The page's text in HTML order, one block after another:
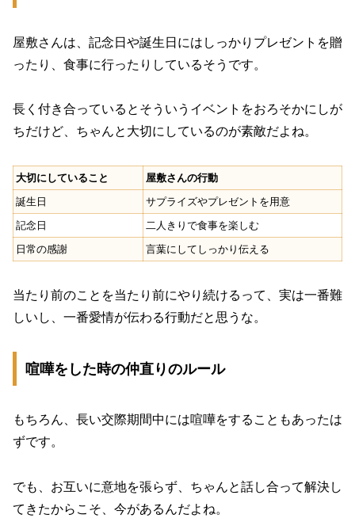
屋敷さんは、記念日や誕生日にはしっかりプレゼントを贈
ったり、食事に行ったりしているそうです。
長く付き合っているとそういうイベントをおろそかにしが
ちだけど、ちゃんと大切にしているのが素敵だよね。
大切にしていること
屋敷さんの行動
誕生日
サプライズやプレゼントを用意
記念日
二人きりで食事を楽しむ
日常の感謝
言葉にしてしっかり伝える
当たり前のことを当たり前にやり続けるって、実は一番難
しいし、一番愛情が伝わる行動だと思うな。
喧嘩をした時の仲直りのルール
もちろん、長い交際期間中には喧嘩をすることもあったは
ずです。
でも、お互いに意地を張らず、ちゃんと話し合って解決し
てきたからこそ、今があるんだよね。